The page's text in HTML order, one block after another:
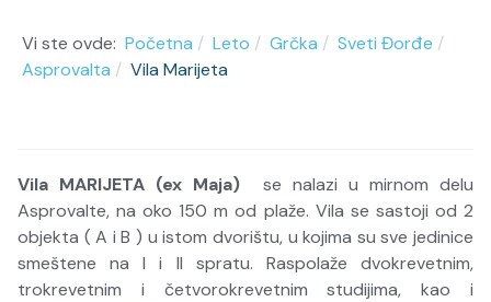
Vi ste ovde: Početna Leto Grčka
Sveti Đorđe
Asprovalta
Vila Marijeta
Vila MARIJETA (ex Maja) se nalazi u mirnom delu
Asprovalte, na oko 150 m od plaže. Vila se sastoji od 2
objekta ( A i B ) u istom dvorištu, u kojima su sve jedinice
smeštene na I i II spratu. Raspolaže dvokrevetnim,
trokrevetnim i četvorokrevetnim studijima, kao i